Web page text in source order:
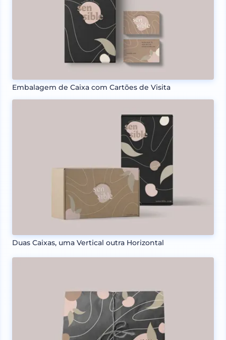
Embalagem de Caixa com Cartões de Visita
Duas Caixas, uma Vertical outra Horizontal